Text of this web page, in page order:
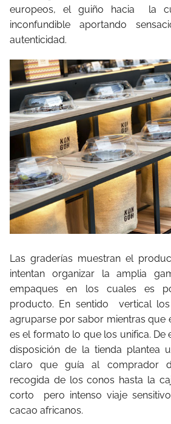
europeos, el guiño hacia la
inconfundible aportando
autenticidad.
Las graderías muestran el
intentan organizar la amplia
empaques en los cuales es
producto. En sentido vertical
agruparse por sabor mientras que
es el formato lo que los unifica.
disposición de la tienda plantea
claro que guía al comprador
recogida de los conos hasta la
corto pero intenso viaje
cacao africanos.